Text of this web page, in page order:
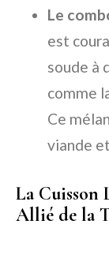
Le
est
soude à
comme
Ce
viande
La Cuisson
Allié de la